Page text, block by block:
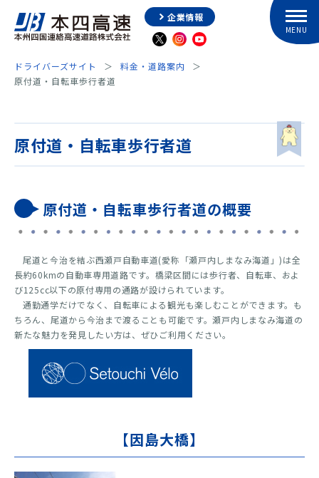
企業情報
ドライバーズサイト
料金・道路案内
原付道・自転車歩行者道
原付道・自転車歩行者道
原付道・自転車歩行者道の概要
尾道と今治を結ぶ西瀬戸自動車道(愛称「瀬戸内しまなみ海道」)は全
長約60kmの自動車専用道路です。橋梁区間には歩行者、自転車、およ
び125cc以下の原付専用の通路が設けられています。
通勤通学だけでなく、自転車による観光も楽しむことができます。も
ちろん、尾道から今治まで渡ることも可能です。瀬戸内しまなみ海道の
新たな魅力を発見したい方は、ぜひご利用ください。
【因島大橋】